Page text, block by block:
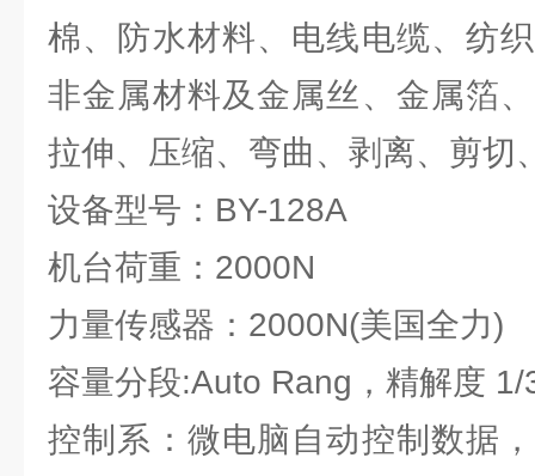
棉、防水材料、电线电缆、纺
非金属材料及金属丝、金属箔
拉伸、压缩、弯曲、剥离、剪切
设备型号：BY-128A
机台荷重：2000N
力量传感器：2000N(美国全力)
容量分段:Auto Rang，精解度
控制系：微电脑自动控制数据